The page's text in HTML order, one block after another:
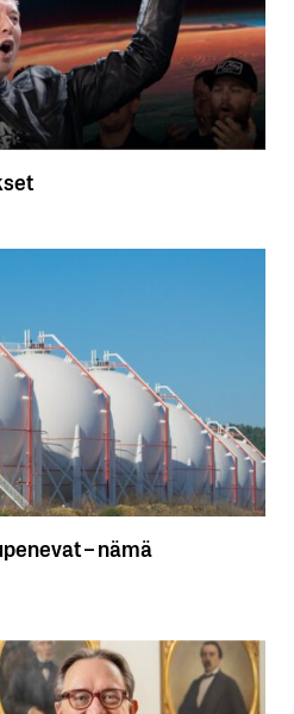
– nämä